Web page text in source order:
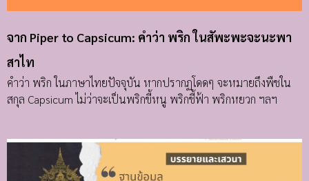
จาก Piper to Capsicum: คำว่า พริก ในสัพะพะจะนะพา
สาไท
คำว่า พริก ในภาษาไทยปัจจุบัน หากปรากฏโดดๆ จะหมายถึงพืชใน
สกุล Capsicum ไม่ว่าจะเป็นพริกขี้หนู พริกชี้ฟ้า พริกหยวก ฯลฯ